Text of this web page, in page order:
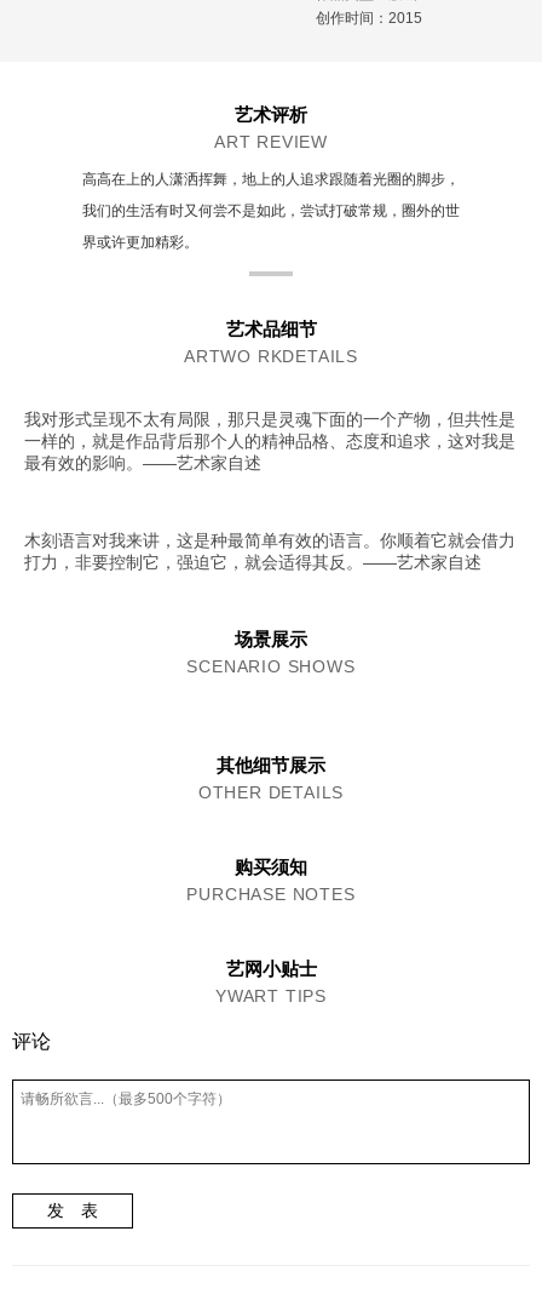
创作时间：2015
艺术评析
ART REVIEW
高高在上的人潇洒挥舞，地上的人追求跟随着光圈的脚步，
我们的生活有时又何尝不是如此，尝试打破常规，圈外的世
界或许更加精彩。
艺术品细节
ARTWO RKDETAILS
我对形式呈现不太有局限，那只是灵魂下面的一个产物，但共性是
一样的，就是作品背后那个人的精神品格、态度和追求，这对我是
最有效的影响。——艺术家自述
木刻语言对我来讲，这是种最简单有效的语言。你顺着它就会借力
打力，非要控制它，强迫它，就会适得其反。——艺术家自述
场景展示
SCENARIO SHOWS
其他细节展示
OTHER DETAILS
购买须知
PURCHASE NOTES
艺网小贴士
YWART TIPS
评论
发 表